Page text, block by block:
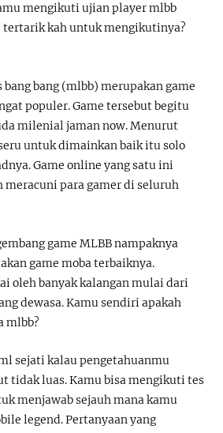
mengikuti ujian player mlbb
tertarik kah untuk mengikutinya?
bang bang (mlbb) merupakan game
populer. Game tersebut begitu
milenial jaman now. Menurut
untuk dimainkan baik itu solo
Game online yang satu ini
meracuni para gamer di seluruh
game MLBB nampaknya
game moba terbaiknya.
oleh banyak kalangan mulai dari
dewasa. Kamu sendiri apakah
mlbb?
sejati kalau pengetahuanmu
tidak luas. Kamu bisa mengikuti tes
menjawab sejauh mana kamu
legend. Pertanyaan yang